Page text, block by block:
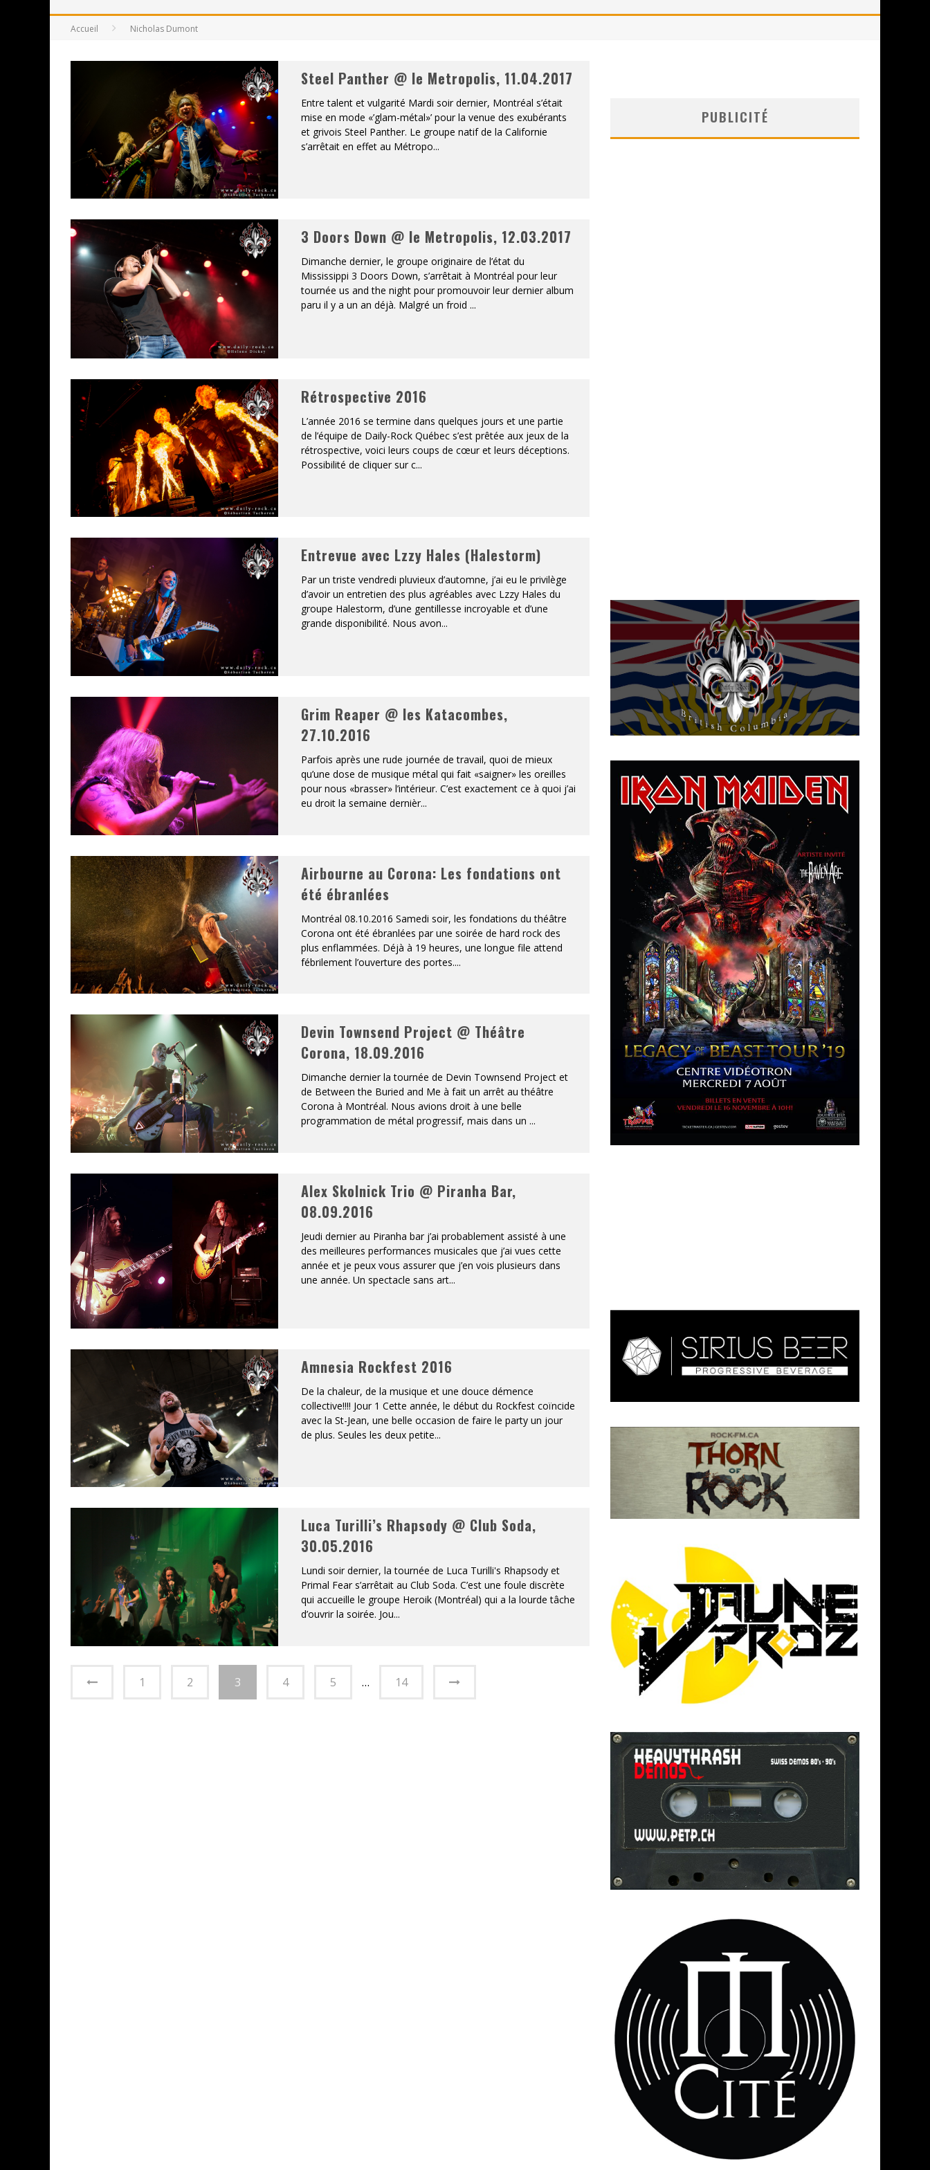
JEFF MARTIN AU CORONA DE MONTRÉAL
LA COMPIL’ ZOO DE SLAM DISQUES EST DE RETOUR
LES RÊVES SONT FAITS POUR ÊTRE RÉALISÉS
DEATH NOTE SILENCE - COLLIDE AND COLLAPSE
ÉNORME SUCCÈS POUR MUSE ET SES SHOWS AU QUÉBEC
Accueil Nicholas Dumont
Steel Panther @ le Metropolis, 11.04.2017
Entre talent et vulgarité Mardi soir dernier, Montréal s’était
mise en mode «’glam-métal»’ pour la venue des exubérants
et grivois Steel Panther. Le groupe natif de la Californie
s’arrêtait en effet au Métropo...
3 Doors Down @ le Metropolis, 12.03.2017
Dimanche dernier, le groupe originaire de l’état du
Mississippi 3 Doors Down, s’arrêtait à Montréal pour leur
tournée us and the night pour promouvoir leur dernier album
paru il y a un an déjà. Malgré un froid ...
Rétrospective 2016
L’année 2016 se termine dans quelques jours et une partie
de l’équipe de Daily-Rock Québec s’est prêtée aux jeux de la
rétrospective, voici leurs coups de cœur et leurs déceptions.
Possibilité de cliquer sur c...
Entrevue avec Lzzy Hales (Halestorm)
Par un triste vendredi pluvieux d’automne, j’ai eu le privilège
d’avoir un entretien des plus agréables avec Lzzy Hales du
groupe Halestorm, d’une gentillesse incroyable et d’une
grande disponibilité. Nous avon...
Grim Reaper @ les Katacombes,
27.10.2016
Parfois après une rude journée de travail, quoi de mieux
qu’une dose de musique métal qui fait «saigner» les oreilles
pour nous «brasser» l’intérieur. C’est exactement ce à quoi j’ai
eu droit la semaine dernièr...
Airbourne au Corona: Les fondations ont
été ébranlées
Montréal 08.10.2016 Samedi soir, les fondations du théâtre
Corona ont été ébranlées par une soirée de hard rock des
plus enflammées. Déjà à 19 heures, une longue file attend
fébrilement l’ouverture des portes....
Devin Townsend Project @ Théâtre
Corona, 18.09.2016
Dimanche dernier la tournée de Devin Townsend Project et
de Between the Buried and Me à fait un arrêt au théâtre
Corona à Montréal. Nous avions droit à une belle
programmation de métal progressif, mais dans un ...
Alex Skolnick Trio @ Piranha Bar,
08.09.2016
Jeudi dernier au Piranha bar j’ai probablement assisté à une
des meilleures performances musicales que j’ai vues cette
année et je peux vous assurer que j’en vois plusieurs dans
une année. Un spectacle sans art...
Amnesia Rockfest 2016
De la chaleur, de la musique et une douce démence
collective!!!! Jour 1 Cette année, le début du Rockfest coïncide
avec la St-Jean, une belle occasion de faire le party un jour
de plus. Seules les deux petite...
Luca Turilli’s Rhapsody @ Club Soda,
30.05.2016
Lundi soir dernier, la tournée de Luca Turilli's Rhapsody et
Primal Fear s’arrêtait au Club Soda. C’est une foule discrète
qui accueille le groupe Heroik (Montréal) qui a la lourde tâche
d’ouvrir la soirée. Jou...
1 2 3 4 5 … 14
PUBLICITÉ